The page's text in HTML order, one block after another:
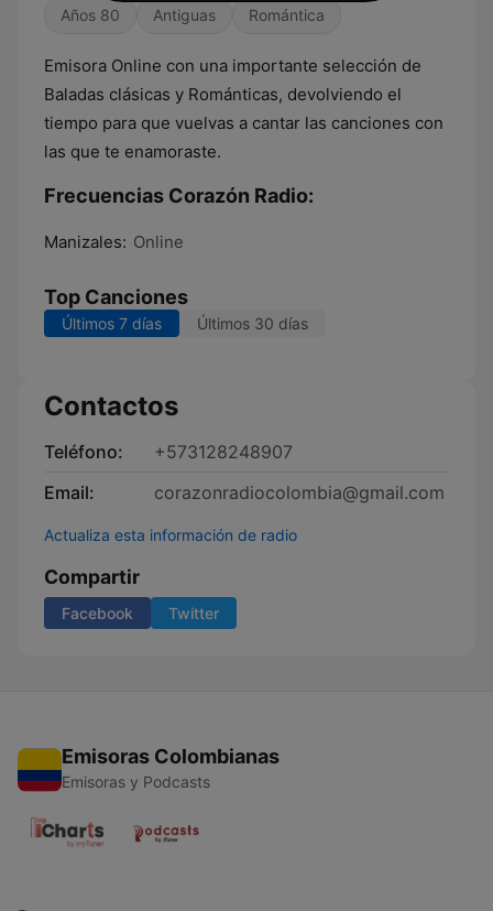
Años 80 Antiguas Romántica
Emisora Online con una importante selección de
Baladas clásicas y Románticas, devolviendo el
tiempo para que vuelvas a cantar las canciones con
las que te enamoraste.
Frecuencias Corazón Radio:
Manizales: Online
Top Canciones
Últimos 7 días Últimos 30 días
Contactos
Teléfono:
+573128248907
Email:
corazonradiocolombia@gmail.com
Actualiza esta información de radio
Compartir
Facebook Twitter
Emisoras Colombianas
Emisoras y Podcasts